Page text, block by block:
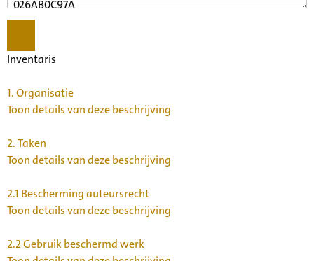
Inventaris
1.Organisatie
Toon details van deze beschrijving
2.Taken
Toon details van deze beschrijving
2.1 Bescherming auteursrecht
Toon details van deze beschrijving
2.2Gebruik beschermd werk